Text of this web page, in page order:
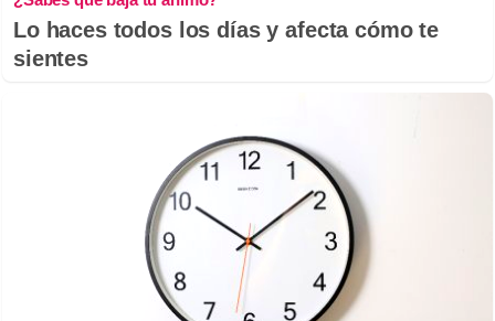
Lo haces todos los días y afecta cómo te
sientes